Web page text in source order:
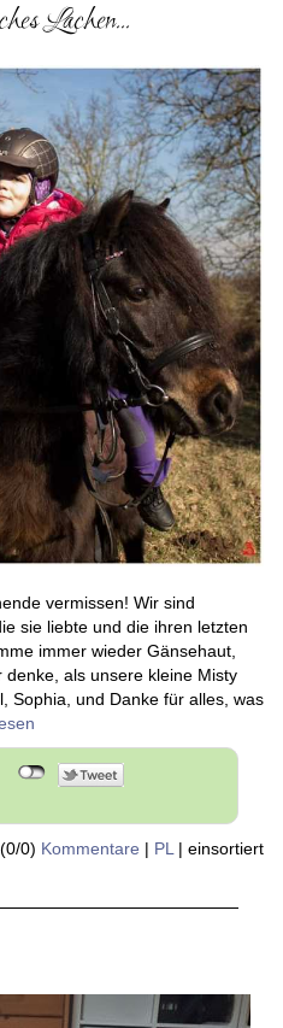
Lachen...
vermissen! Wir sind
sie liebte und die ihren letzten
immer wieder Gänsehaut,
als unsere kleine Misty
Sophia, und Danke für alles, was
(0/0) Kommentare | PL| einsortiert